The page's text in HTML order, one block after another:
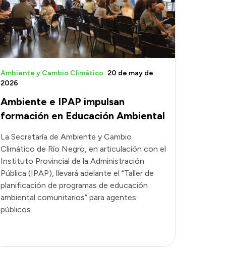
Ambiente e IPAP impulsan
formación en Educación Ambiental
Ambiente y Cambio Climático 20 de may de
2026
La Secretaría de Ambiente y Cambio
Climático de Río Negro, en articulación con el
Instituto Provincial de la Administración
Pública (IPAP), llevará adelante el “Taller de
planificación de programas de educación
ambiental comunitarios” para agentes
públicos.